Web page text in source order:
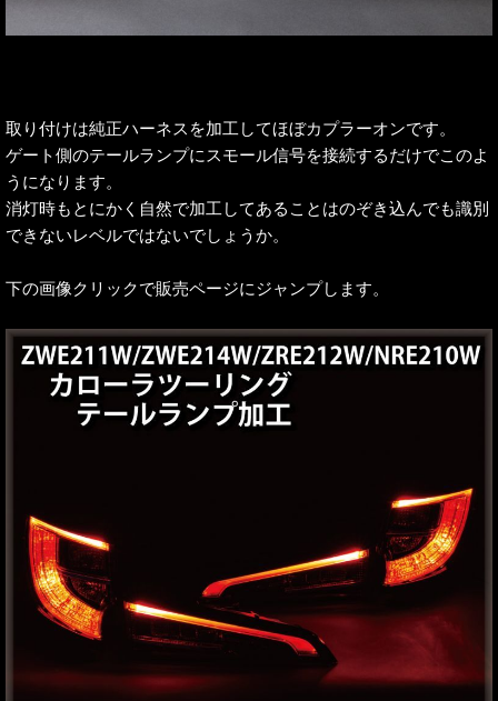
取り付けは純正ハーネスを加工してほぼカプラーオンです。
ゲート側のテールランプにスモール信号を接続するだけでこのよ
うになります。
消灯時もとにかく自然で加工してあることはのぞき込んでも識別
できないレベルではないでしょうか。
下の画像クリックで販売ページにジャンプします。